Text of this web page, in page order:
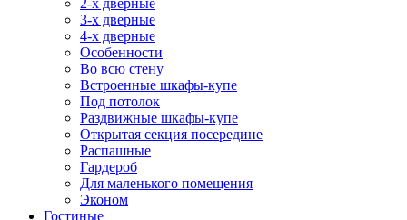
2-х дверные
3-х дверные
4-х дверные
Особенности
Во всю стену
Встроенные шкафы-купе
Под потолок
Раздвижные шкафы-купе
Открытая секция посередине
Распашные
Гардероб
Для маленького помещения
Эконом
Гостиные